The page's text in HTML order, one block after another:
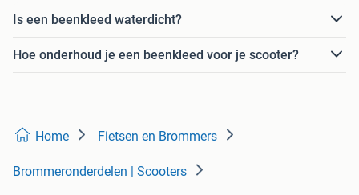
Is een beenkleed waterdicht?
Hoe onderhoud je een beenkleed voor je scooter?
Home Fietsen en Brommers
Brommeronderdelen | Scooters